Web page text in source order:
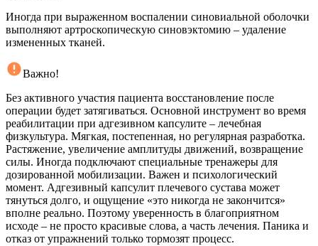
Иногда при выраженном воспалении синовиальной оболочки
выполняют артроскопическую синовэктомию – удаление
измененных тканей.
Важно!
Без активного участия пациента восстановление после
операции будет затягиваться. Основной инструмент во время
реабилитации при адгезивном капсулите – лечебная
физкультура. Мягкая, постепенная, но регулярная разработка.
Растяжение, увеличение амплитуды движений, возвращение
силы. Иногда подключают специальные тренажеры для
дозированной мобилизации. Важен и психологический
момент. Адгезивный капсулит плечевого сустава может
тянуться долго, и ощущение «это никогда не закончится»
вполне реально. Поэтому уверенность в благоприятном
исходе – не просто красивые слова, а часть лечения. Паника и
отказ от упражнений только тормозят процесс.